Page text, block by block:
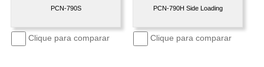
Clique para comparar
PCN-790S
Clique para comparar
PCN-790H Side Loading